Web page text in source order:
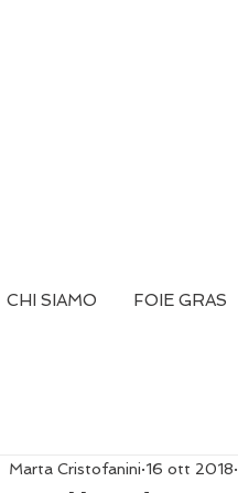
CHI SIAMO FOIE GRAS
Marta Cristofanini 16 ott 2018